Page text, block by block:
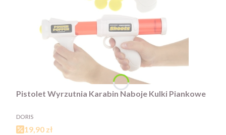
Pistolet Wyrzutnia Karabin Naboje Kulki Piankowe
PRODUCENT
DORIS
Cena promocyjna
19,90 zł